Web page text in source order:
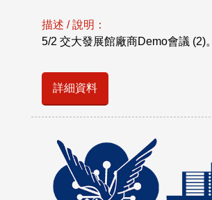
描述 / 說明：
5/2 交大發展館廠商Demo會議 (2)。
詳細資料